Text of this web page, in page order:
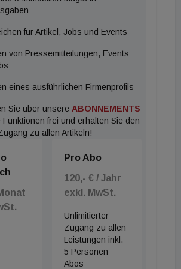
durchaus
Für das heurige Jahr geht der
aus. Wie im Jahr zuvor ist
und Franchiseunternehmen wie
worden. Stärkstes
war Raiffeisen Immobilien
hob sich mit fast 23,5 Millionen
die Spitze, Re/Max Austria konnte
Euro durchsetzen. Der
als Netzwerk hatte 62,5 Millionen
können. Die detaillierten Zahlen
aktuellen Mai-Ausgabe des
samt Einschätzungen und
für Artikel, Jobs und Events
von Pressemitteilungen, Events
eines ausführlichen Firmenprofils
Sie über unsere ABONNEMENTS
Funktionen frei und erhalten Sie den
zu allen Artikeln!
Pro Abo
120,- € / Jahr
exkl. MwSt.
Unlimitierter
Zugang zu allen
Leistungen inkl.
5 Personen
Abos